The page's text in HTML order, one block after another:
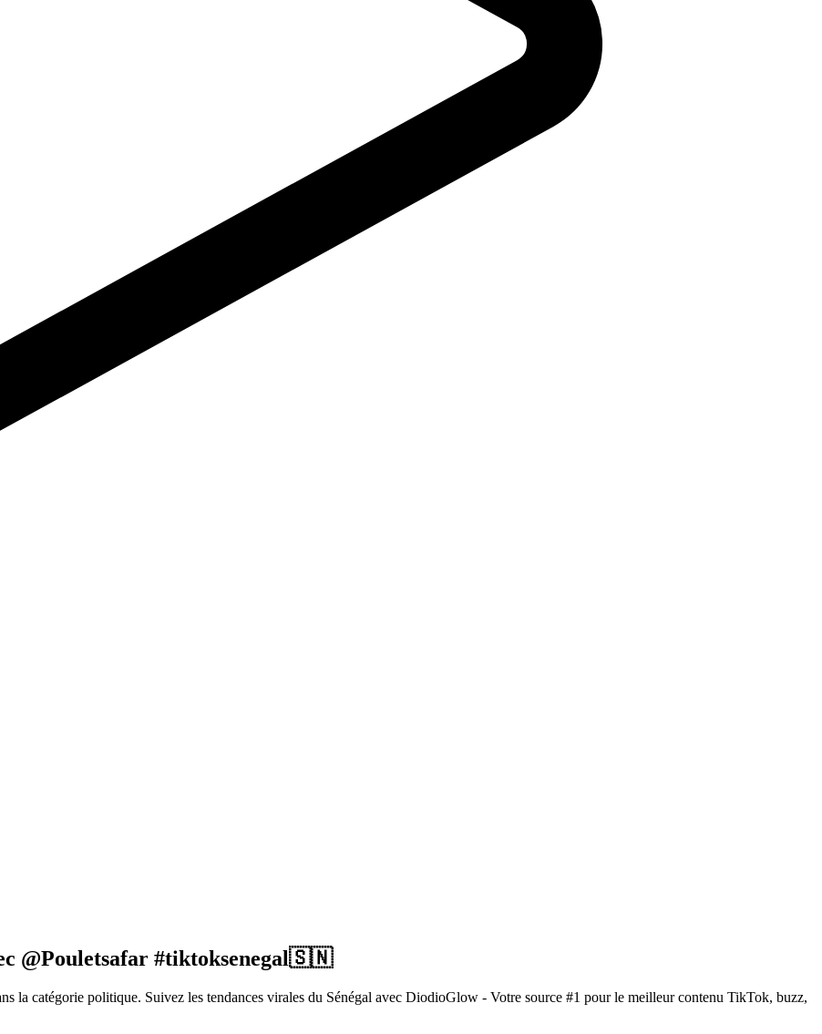
@Pouletsafar #tiktoksenegal🇸🇳
la catégorie politique. Suivez les tendances virales du Sénégal avec DiodioGlow - Votre source #1 pour le meilleur contenu TikTok, buzz,